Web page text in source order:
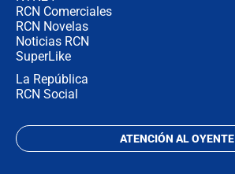
RCN Comerciales
RCN Novelas
Noticias RCN
SuperLike
La República
RCN Social
ATENCIÓN AL OYENTE